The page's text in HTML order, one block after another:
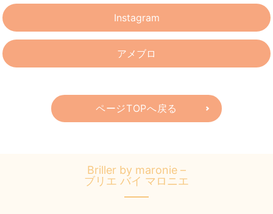
Instagram
アメブロ
ページTOPへ戻る
Briller by maronie –
ブリエ バイ マロニエ